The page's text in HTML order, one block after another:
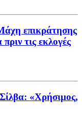
επικράτησης
τις εκλογές
«Χρήσιμος,